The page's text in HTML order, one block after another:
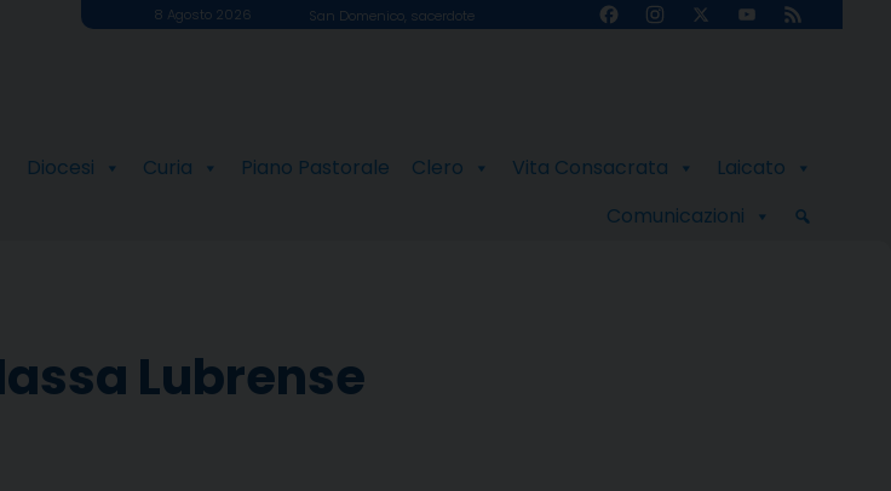
8 Agosto 2026 San Domenico, sacerdote FacebookInstagram
X
YouTube
Feed
Diocesi Curia Piano Pastorale Clero Vita Consacrata
Laicato
Comunicazioni
Lubrense